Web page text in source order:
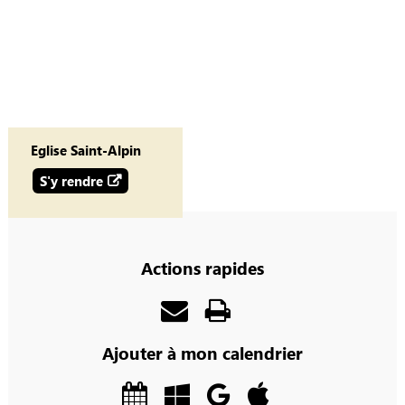
Eglise Saint-Alpin
S'y rendre
Actions rapides
Ajouter à mon calendrier